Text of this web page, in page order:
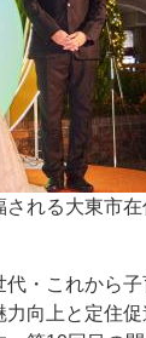
れる大東市
・これから
向上と定住